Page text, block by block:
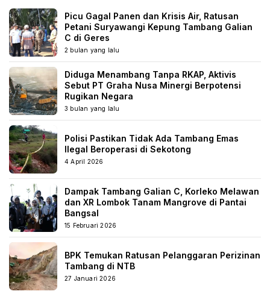
Picu Gagal Panen dan Krisis Air, Ratusan
Petani Suryawangi Kepung Tambang Galian
C di Geres
2 bulan yang lalu
Diduga Menambang Tanpa RKAP, Aktivis
Sebut PT Graha Nusa Minergi Berpotensi
Rugikan Negara
3 bulan yang lalu
Polisi Pastikan Tidak Ada Tambang Emas
Ilegal Beroperasi di Sekotong
4 April 2026
Dampak Tambang Galian C, Korleko Melawan
dan XR Lombok Tanam Mangrove di Pantai
Bangsal
15 Februari 2026
BPK Temukan Ratusan Pelanggaran Perizinan
Tambang di NTB
27 Januari 2026